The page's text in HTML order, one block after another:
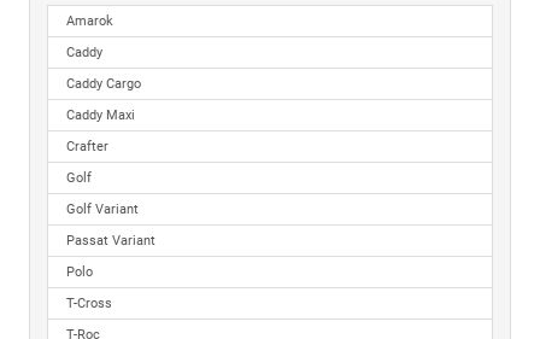
Amarok
Caddy
Caddy Cargo
Caddy Maxi
Crafter
Golf
Golf Variant
Passat Variant
Polo
T-Cross
T-Roc